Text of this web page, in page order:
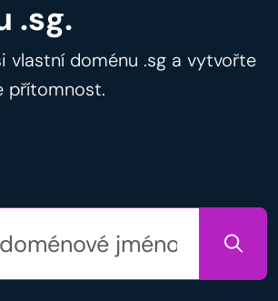
.sg.
vlastní doménu .sg a vytvořte
přítomnost.